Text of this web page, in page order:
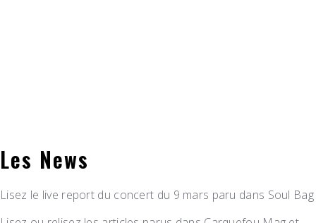
Les News
Lisez le live report du concert du 9 mars paru dans Soul Bag